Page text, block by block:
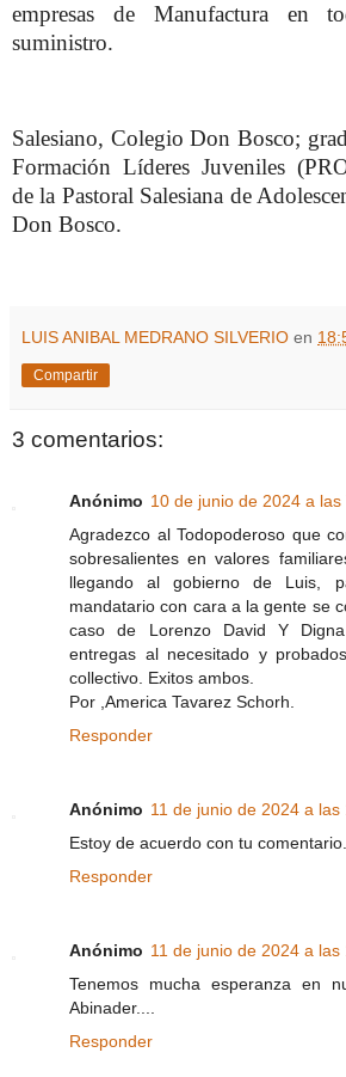
empresas de Manufactura en
suministro.
Salesiano, Colegio Don Bosco;
Formación Líderes Juveniles
de la Pastoral Salesiana de
Don Bosco.
LUIS ANIBAL MEDRANO SILVERIO en
Compartir
3 comentarios:
Anónimo 10 de junio de 2024 a las
Agradezco al Todopoderoso que
sobresalientes en valores
llegando al gobierno de Luis,
mandatario con cara a la gente se
caso de Lorenzo David Y
entregas al necesitado y
collectivo. Exitos ambos.
Por ,America Tavarez Schorh.
Responder
Anónimo 11 de junio de 2024 a las
Estoy de acuerdo con tu
Responder
Anónimo 11 de junio de 2024 a las
Tenemos mucha esperanza en
Abinader....
Responder